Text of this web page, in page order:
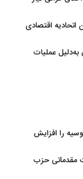
اقتصادی
عملیات
را افزایش
مقدماتی حزب